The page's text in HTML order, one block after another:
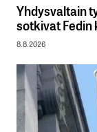
Yhdysvaltain
sotkivat
8.8.2026